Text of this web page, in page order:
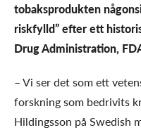
tobaksprodukten
riskfylld” efter ett
Drug Administration,
– Vi ser det som ett
forskning som bedrivits
Hildingsson på Swedish